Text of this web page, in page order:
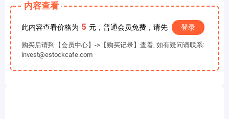
内容查看
此内容查看价格为 5 元，普通会员免费，请先 登录
购买后请到【会员中心】->【购买记录】查看, 如有疑问请联系:
invest@estockcafe.com